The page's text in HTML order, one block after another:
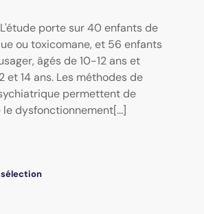
L'étude porte sur 40 enfants de
ou toxicomane, et 56 enfants
âgés de 10-12 ans et
et 14 ans. Les méthodes de
permettent de
dysfonctionnement[...]